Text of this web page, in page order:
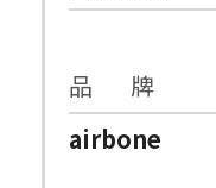
品 牌
airbone